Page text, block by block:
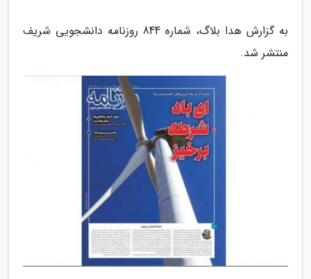
به گزارش هدا بلاگ، شماره 844 روزنامه دانشجویی شریف
منتشر شد.